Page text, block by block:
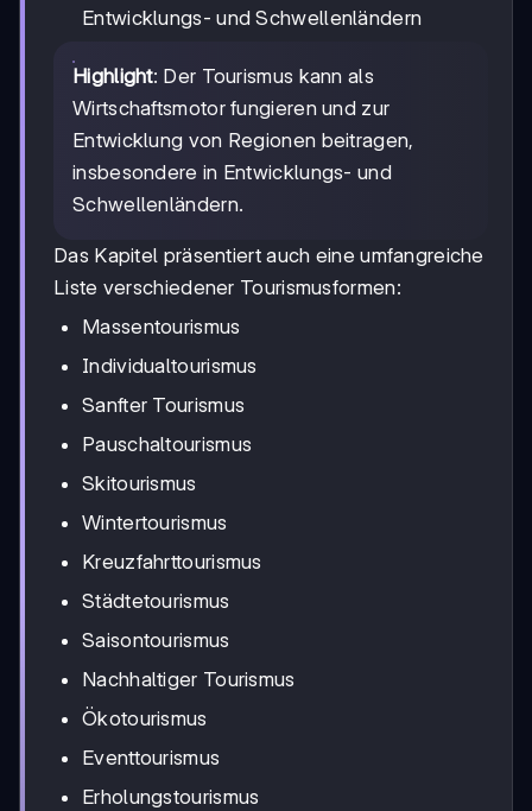
Entwicklungs- und Schwellenländern
Highlight: Der Tourismus kann als
Wirtschaftsmotor fungieren und zur
Entwicklung von Regionen beitragen,
insbesondere in Entwicklungs- und
Schwellenländern.
Das Kapitel präsentiert auch eine umfangreiche
Liste verschiedener Tourismusformen:
Massentourismus
Individualtourismus
Sanfter Tourismus
Pauschaltourismus
Skitourismus
Wintertourismus
Kreuzfahrttourismus
Städtetourismus
Saisontourismus
Nachhaltiger Tourismus
Ökotourismus
Eventtourismus
Erholungstourismus